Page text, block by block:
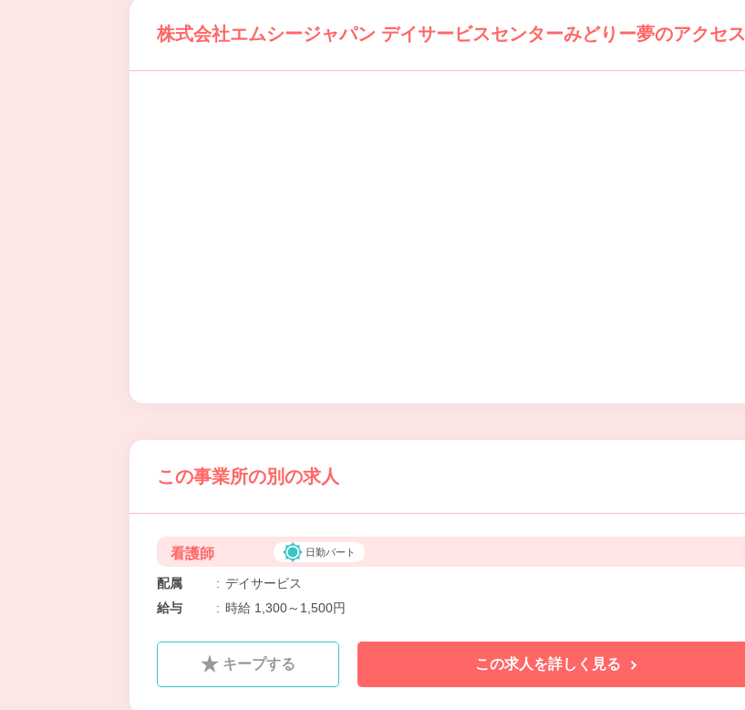
株式会社エムシージャパン デイサービスセンターみどりー夢のアクセス
この事業所の別の求人
看護師 日勤パート
配属 : デイサービス
給与
: 時給 1,300～1,500円
キープする この求人を詳しく見る